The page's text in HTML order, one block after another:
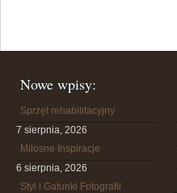
Nowe wpisy:
Sprzęt rehabilitacyjny
7 sierpnia, 2026
Miłosne Inspiracje
6 sierpnia, 2026
Styl i Gatunki Fotografii